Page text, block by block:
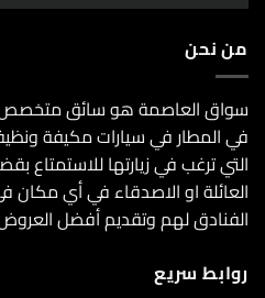
من نحن
سواق العاصمة هو سائق متخصص
في المطار في سيارات مكيفة
التي ترغب في زيارتها
العائلة او الاصدقاء في أي
الفنادق لهم وتقديم أفضل
روابط سريع